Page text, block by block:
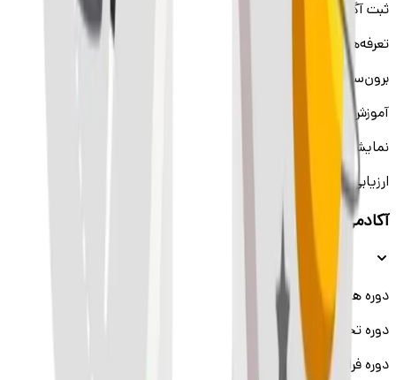
ثبت آگهی شغلی
تعرفه‌ها
برون‌سپاری استخدام
آموزش سازمانی
نمایشگاه‌های کار
ارزیابی سازمانی
آکادمی (بوت‌کمپ)
دوره هوش مصنوعی (AI)
دوره تحلیل داده
دوره فرانت اند با ری‌اکت